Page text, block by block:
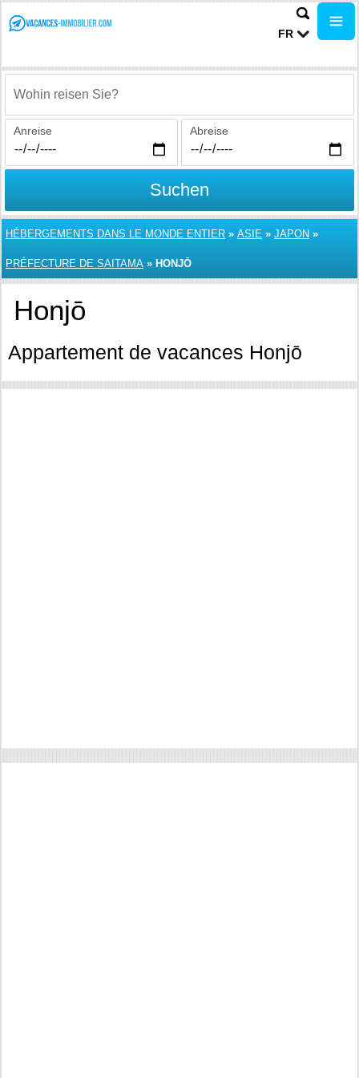
FR
Wohin reisen Sie?
Anreise Abreise
Suchen
HÉBERGEMENTS DANS LE MONDE ENTIER » ASIE » JAPON »
PRÉFECTURE DE SAITAMA » HONJŌ
Honjō
Appartement de vacances Honjō